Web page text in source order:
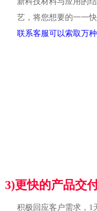
艺，将您想要的一一
联系客服可以索取万
3)更快的产品交
积极回应客户需求，1